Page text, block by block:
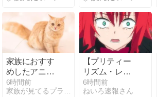
が抱えた苦悩
と挫折」＆こ
ぼれ噺 第168
回
家族におすす
めしたアニメ
「世界最強の
魔女、はじめ
6時間前
家族が見てるプライムビデオ - ムラゴンブログ
【プリティー
リズム・レイ
ンボーライ
ブ】 これぐら
6時間前
ねいろ速報さん